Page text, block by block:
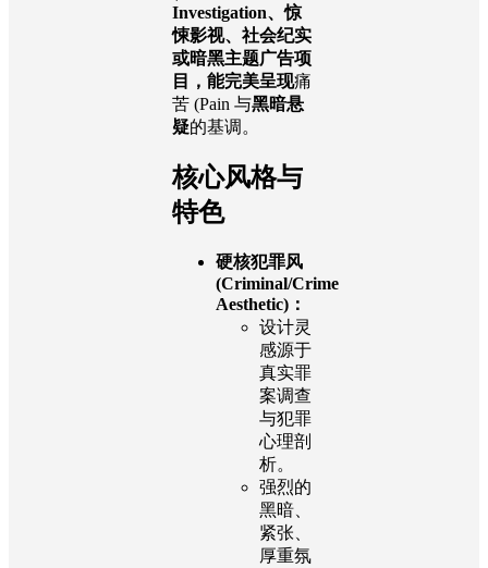
Investigation、惊
悚影视、社会纪实
或暗黑主题广告项
目，能完美呈现痛
苦 (Pain 与黑暗悬
疑的基调。
核心风格与
特色
硬核犯罪风
(Criminal/Crime
Aesthetic)：
设计灵
感源于
真实罪
案调查
与犯罪
心理剖
析。
强烈的
黑暗、
紧张、
厚重氛